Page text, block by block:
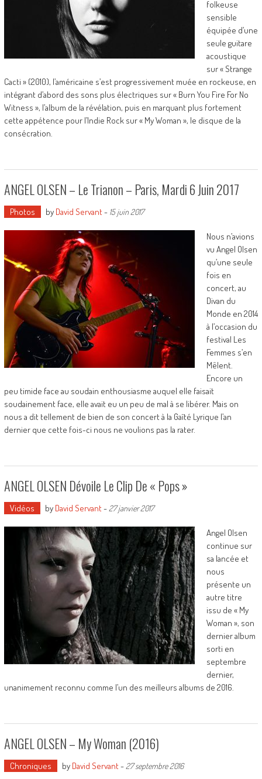
folkeuse
sensible
équipée d’une
seule guitare
acoustique
sur « Strange
Cacti » (2010), l’américaine s’est progressivement muée en rockeuse, en
intégrant d’abord des sons plus électriques sur « Burn You Fire For No
Witness », l’album de la révélation, puis en marquant plus fortement
cette appétence pour l’Indie Rock sur « My Woman », le disque de la
consécration.
ANGEL OLSEN – Le Trianon – Paris, Mardi 6 Juin 2017
Photos by David Servant- 15 juin 2017
Nous n’avions
vu Angel Olsen
qu’une seule
fois en
concert, au
Divan du
Monde en 2014
à l’occasion du
festival Les
Femmes s’en
Mêlent.
Encore un
peu timide face au soudain enthousiasme auquel elle faisait
soudainement face, elle avait eu un peu de mal à se libérer. Mais on
nous a dit tellement de bien de son concert à la Gaîté Lyrique l’an
dernier que cette fois-ci nous ne voulions pas la rater.
ANGEL OLSEN Dévoile Le Clip De « Pops »
Vidéos by David Servant- 27 janvier 2017
Angel Olsen
continue sur
sa lancée et
nous
présente un
autre titre
issu de « My
Woman », son
dernier album
sorti en
septembre
dernier,
unanimement reconnu comme l’un des meilleurs albums de 2016.
ANGEL OLSEN – My Woman (2016)
Chroniques by David Servant- 27 septembre 2016